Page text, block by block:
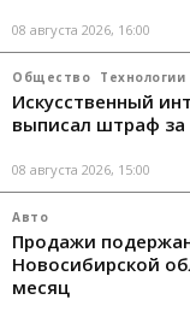
08 августа 2026, 16:00
Общество Технологии
Искусственный
выписал штраф
08 августа 2026, 15:00
Авто
Продажи
Новосибирской
месяц